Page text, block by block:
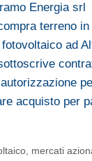
Energia srl
terreno
ad
acquisto per
mercati